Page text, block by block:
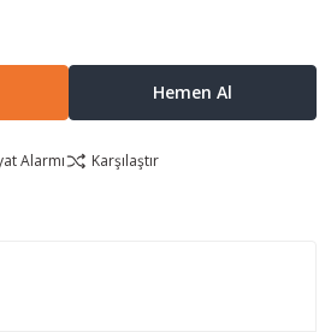
Hemen Al
Alarmı Karşılaştır